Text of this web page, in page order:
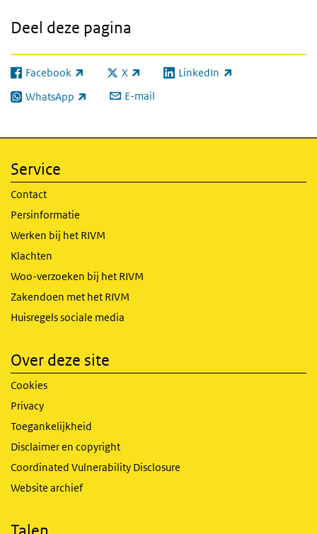
Deel deze pagina
Facebook
(externe link) X
(externe link) LinkedIn
(externe link)
WhatsApp
(externe link) E-mail
Service
Contact
Persinformatie
Werken bij het RIVM
Klachten
Woo-verzoeken bij het RIVM
Zakendoen met het RIVM
Huisregels sociale media
Over deze site
Cookies
Privacy
Toegankelijkheid
Disclaimer en copyright
Coordinated Vulnerability Disclosure
Website archief
Talen